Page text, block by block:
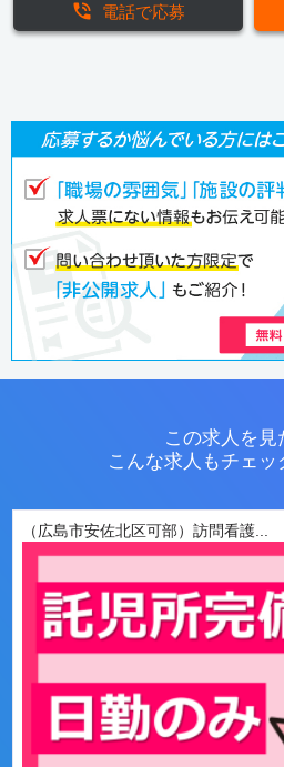
電話で応募
この求人を見
こんな求人もチェッ
（広島市安佐北区可部）訪問看護...